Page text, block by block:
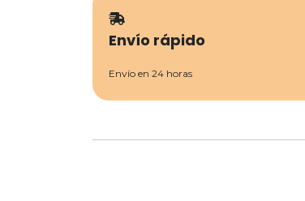
Envío rápido
Envío en 24 horas